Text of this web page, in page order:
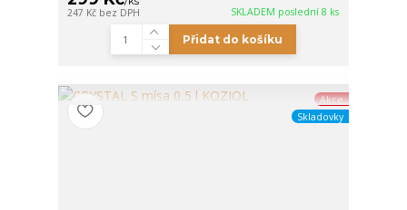
247 Kč bez DPH SKLADEM poslední 8 ks
Přidat do košíku
Akce
Skladovky